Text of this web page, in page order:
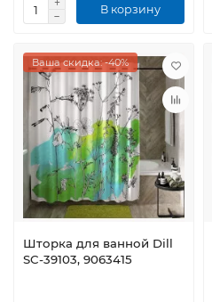
В корзину
Ваша скидка: -40%
Шторка для ванной Dill
SC-39103, 9063415